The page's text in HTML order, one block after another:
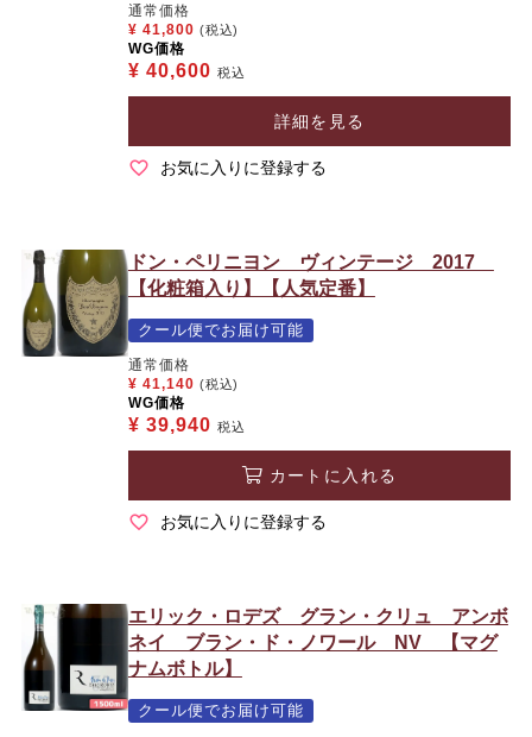
通常価格
¥ 41,800 (税込)
WG価格
¥ 40,600 税込
詳細を見る
お気に入りに登録する
ドン・ペリニヨン ヴィンテージ 2017
【化粧箱入り】【人気定番】
クール便でお届け可能
通常価格
¥ 41,140 (税込)
WG価格
¥ 39,940 税込
カートに入れる
お気に入りに登録する
エリック・ロデズ グラン・クリュ アンボ
ネイ ブラン・ド・ノワール NV 【マグ
ナムボトル】
クール便でお届け可能